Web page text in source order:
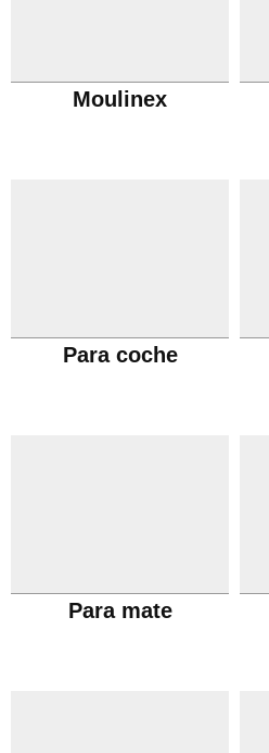
Moulinex
Para coche
Para mate